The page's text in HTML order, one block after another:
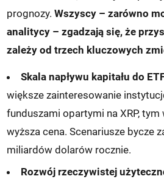
prognozy.Wszyscy – zarówno
analitycy – zgadzają się, że
zależy od trzech kluczowych
Skala napływu kapitału do
większe zainteresowanie
funduszami opartymi na XRP,
wyższa cena. Scenariusze bycze
miliardów dolarów rocznie.
Rozwój rzeczywistej